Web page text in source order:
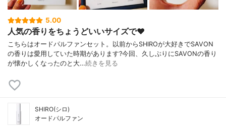
5.00
人気の香りをちょうどいいサイズで❤️
こちらはオードパルファンセット。以前からSHIROが大好きでSAVON
の香りは愛用していた時期があります?今回、久しぶりにSAVONの香り
が懐かしくなったのと大…続きを見る
SHIRO(シロ)
オードパルファン